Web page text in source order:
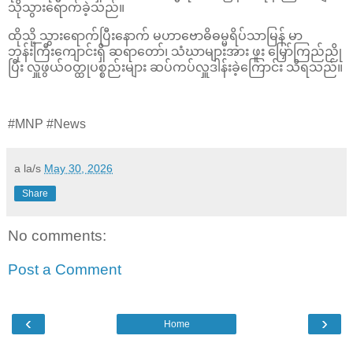
သိုသွားရောက်ခဲ့သည်။
ထိုသို့ သွားရောက်ပြီးနောက် မဟာဗောဓိဓမ္မရိပ်သာမြန် မာ
ဘုန်းကြီးကျောင်းရှိ ဆရာတော်၊ သံဃာများအား ဖူး မြှော်ကြည်ညို
ပြီး လှူဖွယ်ဝတ္ထုပစ္စည်းများ ဆပ်ကပ်လှူဒါန်းခဲ့ကြောင်း သိရသည်။
#MNP #News
a la/s May 30, 2026
Share
No comments:
Post a Comment
‹ ›
Home